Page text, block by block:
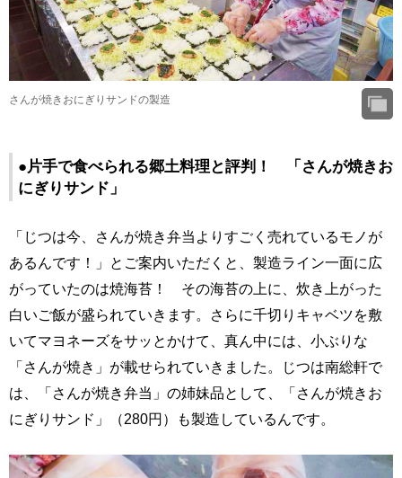
さんが焼きおにぎりサンドの製造
●片手で食べられる郷土料理と評判！ 「さんが焼きお
にぎりサンド」
「じつは今、さんが焼き弁当よりすごく売れているモノが
あるんです！」とご案内いただくと、製造ライン一面に広
がっていたのは焼海苔！ その海苔の上に、炊き上がった
白いご飯が盛られていきます。さらに千切りキャベツを敷
いてマヨネーズをサッとかけて、真ん中には、小ぶりな
「さんが焼き」が載せられていきました。じつは南総軒で
は、「さんが焼き弁当」の姉妹品として、「さんが焼きお
にぎりサンド」（280円）も製造しているんです。